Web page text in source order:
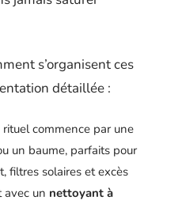
s’organisent ces
détaillée :
rituel commence par une
un baume, parfaits pour
filtres solaires et excès
avec un nettoyant à